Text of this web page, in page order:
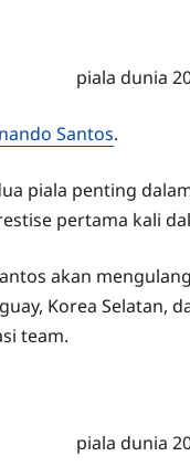
Santos.
piala penting
pertama kali
akan
Korea Selatan,
team.